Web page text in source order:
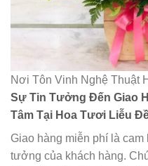
Nơi Tôn Vinh Nghệ Thuật
Sự Tin Tưởng Đến Giao
Tâm Tại Hoa Tươi Liễu
Giao hàng miễn phí là
tưởng của khách hàng.